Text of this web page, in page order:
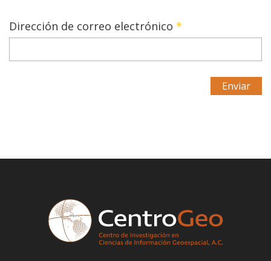
Dirección de correo electrónico *
Enviar